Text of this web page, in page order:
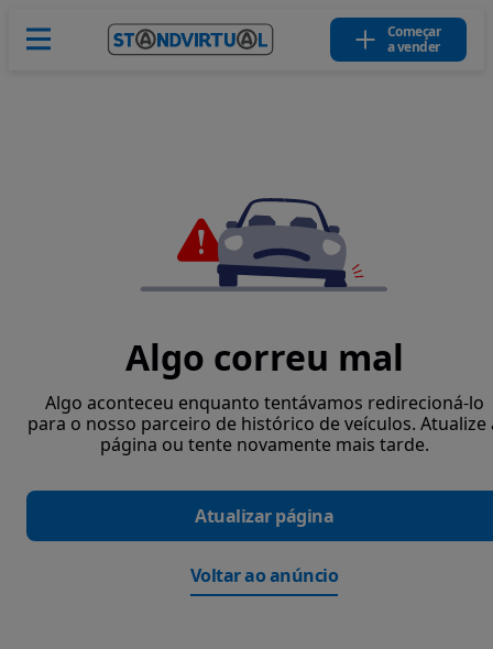
Começar
a vender
Algo correu mal
Algo aconteceu enquanto tentávamos redirecioná-lo
para o nosso parceiro de histórico de veículos. Atualize
página ou tente novamente mais tarde.
Atualizar página
Voltar ao anúncio